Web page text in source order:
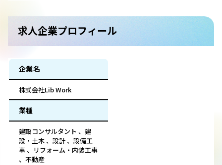
求人企業プロフィール
企業名
株式会社Lib Work
業種
建設コンサルタント 、建
設・土木 、設計 、設備工
事 、リフォーム・内装工事
、不動産